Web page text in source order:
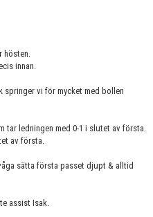
hösten.
innan.
springer vi för mycket med bollen
tar ledningen med 0-1 i slutet av första.
av första.
sätta första passet djupt & alltid
assist Isak.